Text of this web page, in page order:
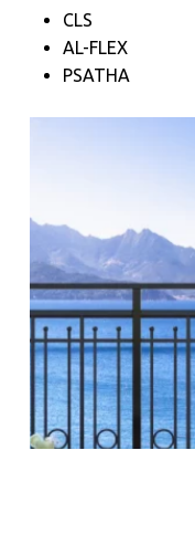
CLS
AL-FLEX
PSATHA